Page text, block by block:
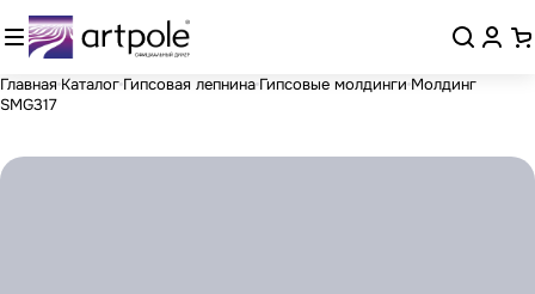
Главная Каталог Гипсовая лепнина Гипсовые молдинги Молдинг
SMG317